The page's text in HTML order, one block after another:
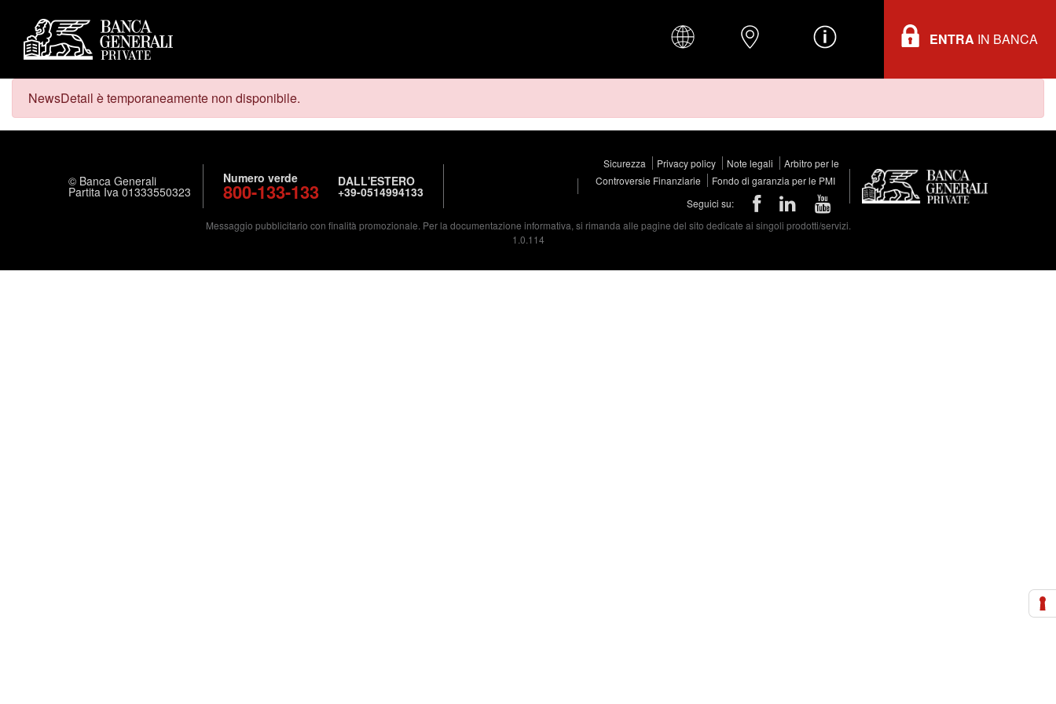
ENTRA IN BANCA
NewsDetail è temporaneamente non disponibile.
© Banca Generali
Partita Iva 01333550323
Numero verde
800-133-133 DALL'ESTERO
+39-0514994133
Sicurezza Privacy policy Note legali
Arbitro per le
Controversie Finanziarie
Fondo di garanzia per le PMI
Seguici su:
Messaggio pubblicitario con finalità promozionale. Per la documentazione informativa, si rimanda alle pagine del sito dedicate ai singoli prodotti/servizi.
1.0.114